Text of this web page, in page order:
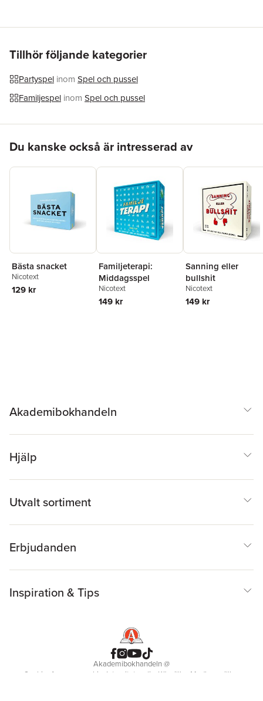
Spelet är tryckt på miljömärkt papper (Svanen och FSC) i
Nicotext stödjer Naturskyddsföreningen.
EAN
9789189766501
Tillhör följande kategorier
Partyspel inom Spel och pussel
Familjespel inom Spel och pussel
Du kanske också är intresserad av
Bästa snacket
Nicotext
129 kr
Familjeterapi:
Middagsspel
Nicotext
149 kr
Sanning eller
bullshit
Nicotext
149 kr
Akademibokhandeln
Hjälp
Utvalt sortiment
Erbjudanden
Inspiration & Tips
Akademibokhandeln@
Cookies
Anpassa cookies Integritetspolicy Köpvillkor Medlemsvillkor